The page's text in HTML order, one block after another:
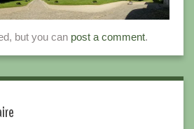
but you can post a comment.